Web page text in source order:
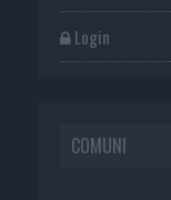
Login
COMUNI